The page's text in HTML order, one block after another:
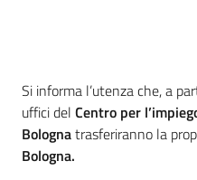
Lavoro per te
Introduzione
Si informa l’utenza che, a
uffici del Centro per
Bolognatrasferiranno la
Bologna.